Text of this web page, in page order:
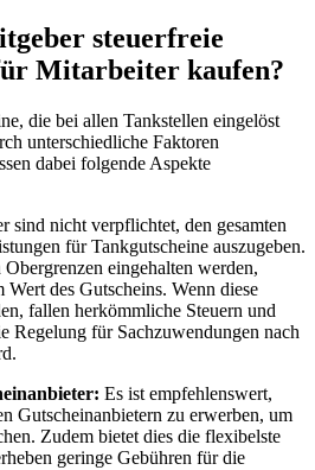
steuerfreie
Mitarbeiter kaufen?
die bei allen Tankstellen eingelöst
unterschiedliche Faktoren
dabei folgende Aspekte
sind nicht verpflichtet, den gesamten
für Tankgutscheine auszugeben.
eingehalten werden,
Wert des Gutscheins. Wenn diese
fallen herkömmliche Steuern und
Regelung für Sachzuwendungen nach
Es ist empfehlenswert,
Gutscheinanbietern zu erwerben, um
Zudem bietet dies die flexibelste
geringe Gebühren für die